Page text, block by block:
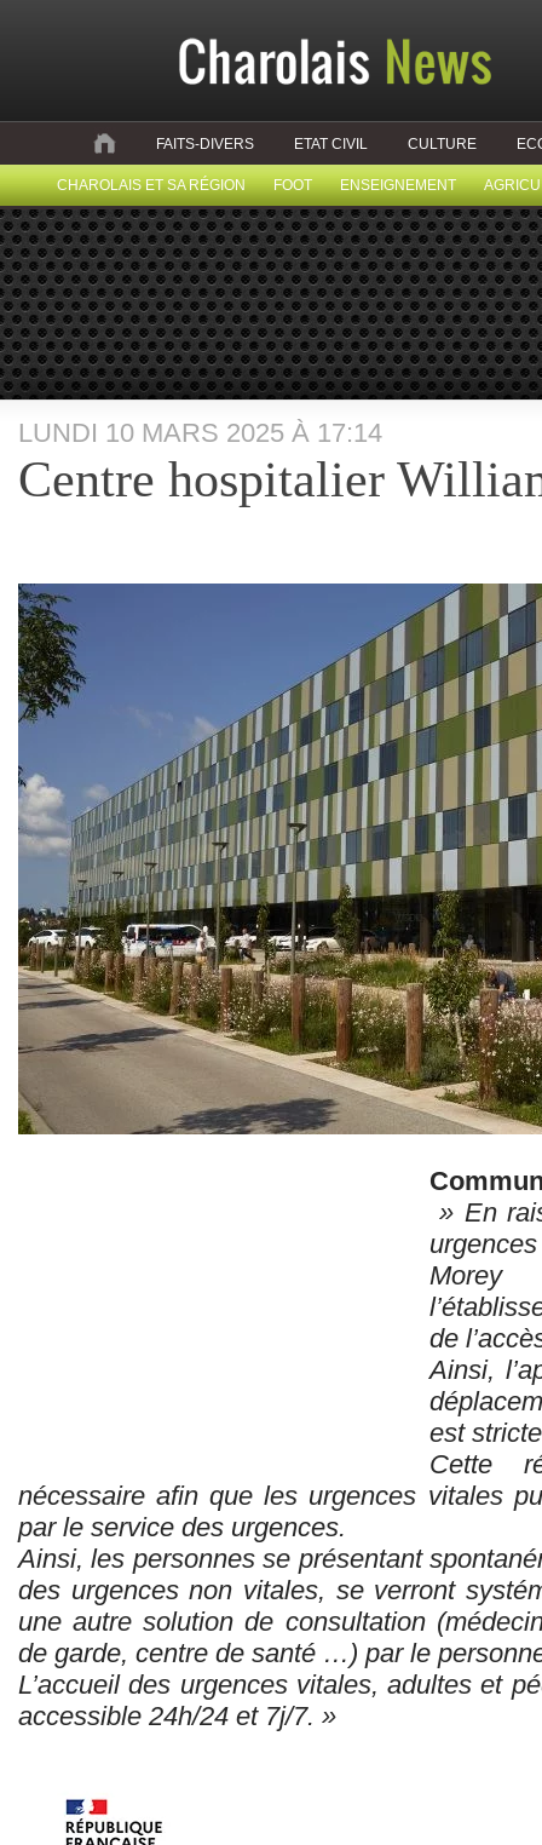
FAITS-DIVERS ETAT CIVIL CULTURE
CHAROLAIS ET SA RÉGION FOOT ENSEIGNEMENT
LUNDI 10 MARS 2025 À 17:14
Centre hospitalier
» En
Morey
de
Ainsi,
est
Cette
nécessaire afin que les urgences vitales
par le service des urgences.
Ainsi, les personnes se présentant
des urgences non vitales, se verront
une autre solution de consultation
de garde, centre de santé …) par le
L’accueil des urgences vitales, adultes et
accessible 24h/24 et 7j/7. »